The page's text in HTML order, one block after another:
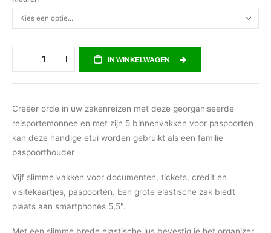
IN WINKELWAGEN
Creëer orde in uw zakenreizen met deze georganiseerde
reisportemonnee en met zijn 5 binnenvakken voor paspoorten
kan deze handige etui worden gebruikt als een familie
paspoorthouder
Vijf slimme vakken voor documenten, tickets, credit en
visitekaartjes, paspoorten. Een grote elastische zak biedt
plaats aan smartphones 5,5".